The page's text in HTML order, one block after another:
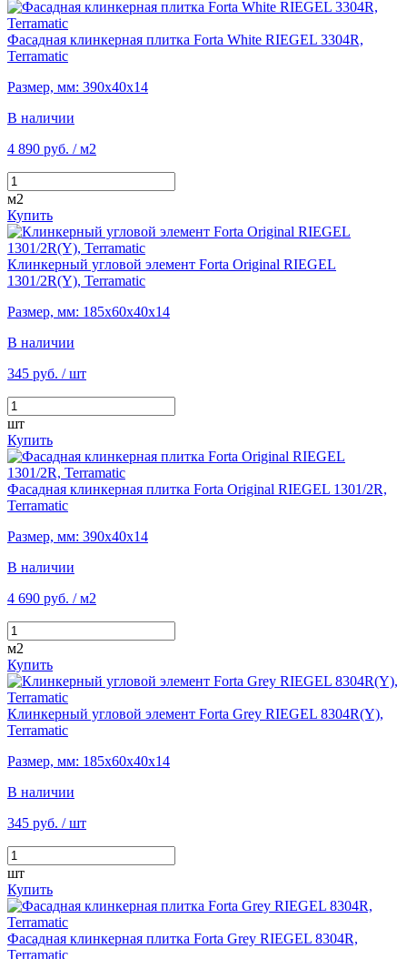
Фасадная клинкерная плитка Forta White RIEGEL 3304R,
Terramatic
Размер, мм: 390х40х14
В наличии
4 890 руб. / м2
м2
Купить
Клинкерный угловой элемент Forta Original RIEGEL
1301/2R(Y), Terramatic
Размер, мм: 185х60х40х14
В наличии
345 руб. / шт
шт
Купить
Фасадная клинкерная плитка Forta Original RIEGEL 1301/2R,
Terramatic
Размер, мм: 390х40х14
В наличии
4 690 руб. / м2
м2
Купить
Клинкерный угловой элемент Forta Grey RIEGEL 8304R(Y),
Terramatic
Размер, мм: 185х60х40х14
В наличии
345 руб. / шт
шт
Купить
Фасадная клинкерная плитка Forta Grey RIEGEL 8304R,
Terramatic